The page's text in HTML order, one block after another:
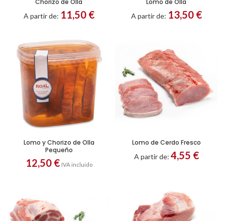
Envase Cristal
Envase Plástico
Chorizo de Olla
A partir de: 11,50 €
Envase Cristal
Envase Plástico
Lomo de Olla
A partir de: 13,50 €
Lomo y Chorizo de Olla
Pequeño
12,50 € IVA incluido
Entero Filetes
Lomo de Cerdo Fresco
A partir de: 4,55 €